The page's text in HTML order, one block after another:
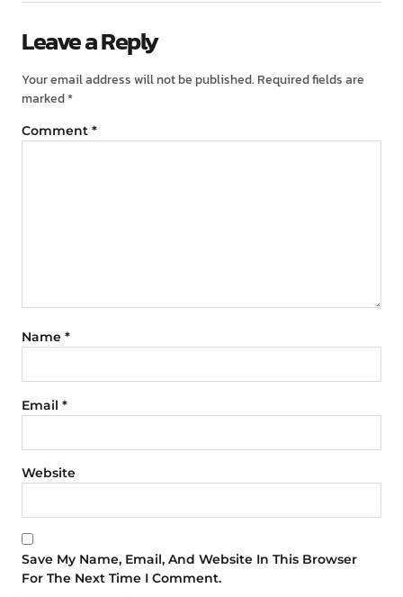
Leave a Reply
Your email address will not be published. Required fields are
marked*
Comment *
Name *
Email *
Website
Save My Name, Email, And Website In This Browser
For The Next Time I Comment.